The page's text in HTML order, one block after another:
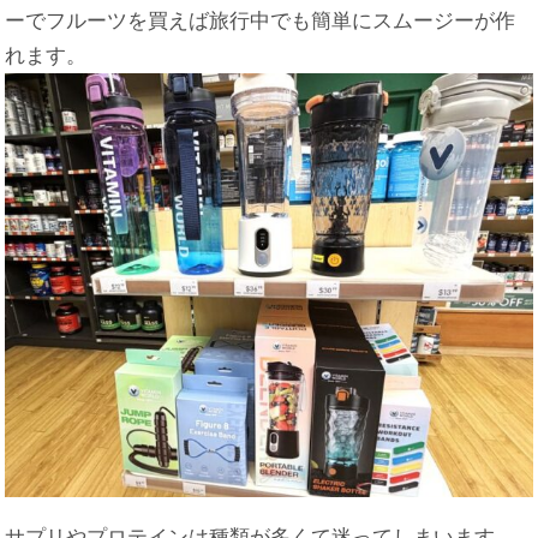
ーでフルーツを買えば旅行中でも簡単にスムージーが作
れます。